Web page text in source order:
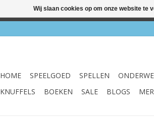
HOME SPEELGOED SPELLEN
KNUFFELS
BOEKEN SALE BLOGS
Wij slaan cookies op om onze website te
✔ Winkel & webshop ✔